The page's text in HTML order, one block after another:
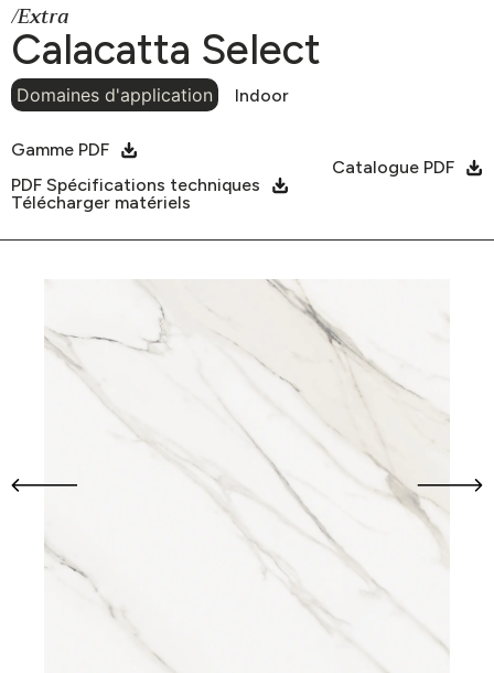
/Extra
Calacatta Select
Domaines d'application Indoor
Gamme PDF
Catalogue PDF
PDF Spécifications techniques
Télécharger matériels